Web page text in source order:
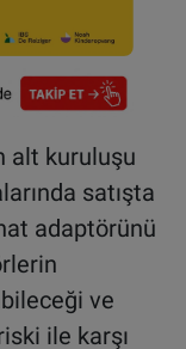
alt kuruluşu
satışta
adaptörünü
ve
ile karşı